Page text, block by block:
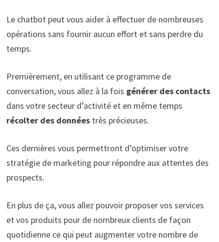
Le chatbot peut vous aider à effectuer de nombreuses
opérations sans fournir aucun effort et sans perdre du
temps.
Premièrement, en utilisant ce programme de
conversation, vous allez à la fois générer des contacts
dans votre secteur d’activité et en même temps
récolter des données très précieuses.
Ces dernières vous permettront d’optimiser votre
stratégie de marketing pour répondre aux attentes des
prospects.
En plus de ça, vous allez pouvoir proposer vos services
et vos produits pour de nombreux clients de façon
quotidienne ce qui peut augmenter votre nombre de